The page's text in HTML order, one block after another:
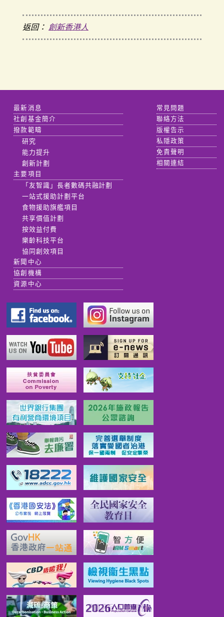
返回： 創新香港人
最新消息
社創基金簡介
撥款範疇
研究
能力提升
創新計劃
主要項目
「友智識」長者數碼共融計劃
一站式援助計劃平台
食物援助旗艦項目
共享價值計劃
按效益付費
樂齡科技平台
協同創效項目
新聞中心
協創機構
資源中心
常見問題
聯絡方法
版權告示
私隱政策
免責聲明
相關連結